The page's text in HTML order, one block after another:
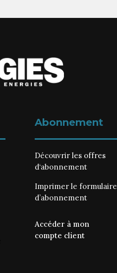
Abonnement
Découvrir les offres
d‘abonnement
Imprimer leformulaire
d’abonnement
Accéder à mon
compte client